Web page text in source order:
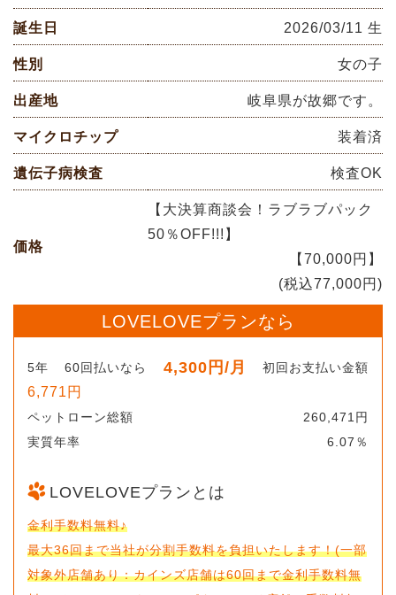
誕生日 2026/03/11 生
性別 女の子
出産地 岐阜県が故郷です。
マイクロチップ 装着済
遺伝子病検査 検査OK
価格
【大決算商談会！ラブラブパック
50％OFF!!!】
【70,000円】
(税込77,000円)
LOVELOVEプランなら
5年 60回払いなら 4,300円 /月 初回お支払い金額
6,771円
ペットローン総額
260,471円
実質年率
6.07％
LOVELOVEプランとは
金利手数料無料♪
最大36回まで当社が分割手数料を負担いたします！(一部
対象外店舗あり：カインズ店舗は60回まで金利手数料無